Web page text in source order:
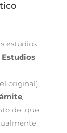
estudios
original)
,
del que